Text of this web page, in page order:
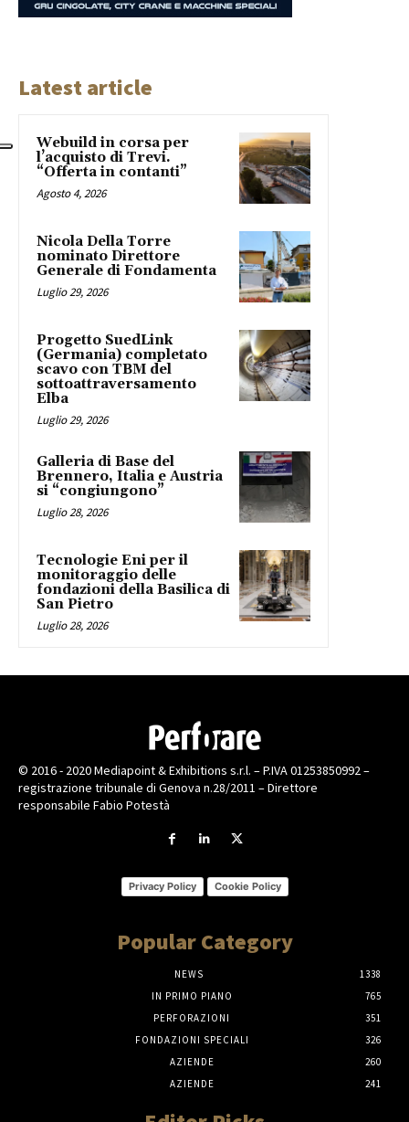
Latest article
Webuild in corsa per
l’acquisto di Trevi.
“Offerta in contanti”
Agosto 4, 2026
Nicola Della Torre
nominato Direttore
Generale di Fondamenta
Luglio 29, 2026
Progetto SuedLink
(Germania) completato
scavo con TBM del
sottoattraversamento
Elba
Luglio 29, 2026
Galleria di Base del
Brennero, Italia e Austria
si “congiungono”
Luglio 28, 2026
Tecnologie Eni per il
monitoraggio delle
fondazioni della Basilica di
San Pietro
Luglio 28, 2026
© 2016 - 2020 Mediapoint & Exhibitions s.r.l. – P.IVA 01253850992 –
registrazione tribunale di Genova n.28/2011 – Direttore
responsabile Fabio Potestà
Privacy Policy Cookie Policy
Popular Category
NEWS
1338
IN PRIMO PIANO
765
PERFORAZIONI
351
FONDAZIONI SPECIALI
326
AZIENDE
260
AZIENDE
241